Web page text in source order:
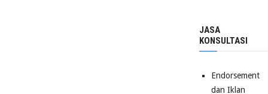
JASA
KONSULTASI
Endorsement
dan Iklan